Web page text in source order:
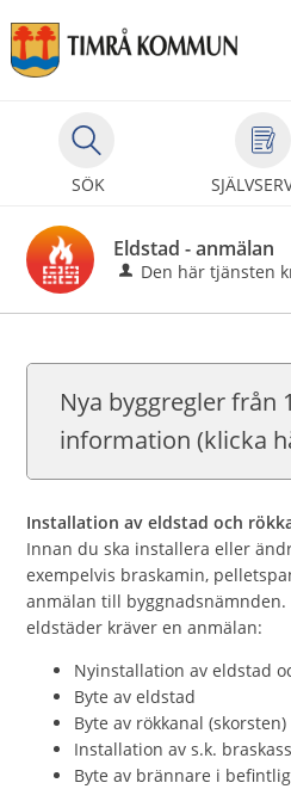
Välkommen
till
självservice
kommun
SÖK
Eldstad - anmälan
Den här tjänsten
Nya byggregler från
information (klicka
Installation av eldstad och
Innan du ska installera eller
exempelvis braskamin,
anmälan till
eldstäder kräver en anmälan:
Nyinstallation av eldstad
Byte av eldstad
Byte av rökkanal (skorsten)
Installation av s.k.
Byte av brännare i